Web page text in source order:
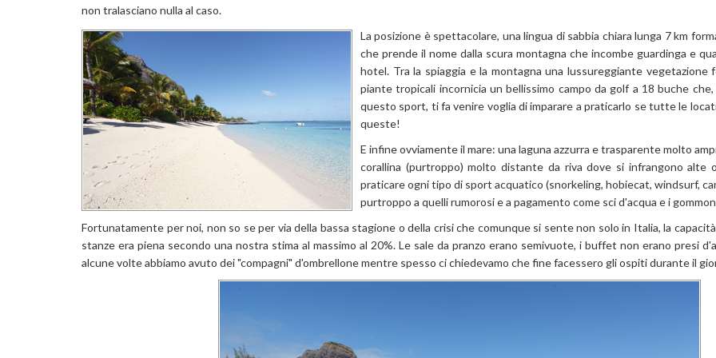
non tralasciano nulla al caso.
La posizione è spettacolare, una lingua di sabbia chiara lunga 7 km
che prende il nome dalla scura montagna che incombe guardinga e
hotel. Tra la spiaggia e la montagna una lussureggiante vegetazione
piante tropicali incornicia un bellissimo campo da golf a 18 buche
questo sport, ti fa venire voglia di imparare a praticarlo se tutte le
queste!
E infine ovviamente il mare: una laguna azzurra e trasparente molto
corallina (purtroppo) molto distante da riva dove si infrangono alte
praticare ogni tipo di sport acquatico (snorkeling, hobiecat, windsurf,
purtroppo a quelli rumorosi e a pagamento come sci d'acqua e i
Fortunatamente per noi, non so se per via della bassa stagione o della crisi che comunque si sente non solo in Italia, la
stanze era piena secondo una nostra stima al massimo al 20%. Le sale da pranzo erano semivuote, i buffet non erano presi
alcune volte abbiamo avuto dei "compagni" d'ombrellone mentre spesso ci chiedevamo che fine facessero gli ospiti durante il